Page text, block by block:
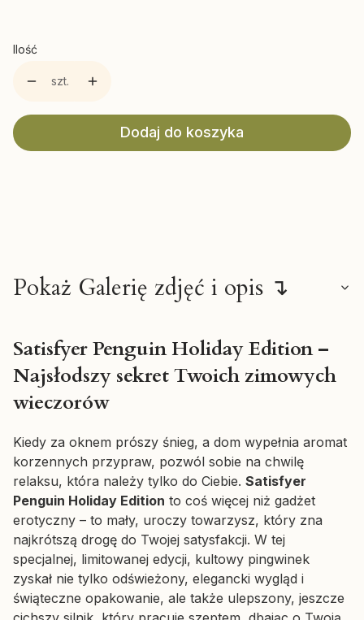
Ilość
szt.
Dodaj do koszyka
Pokaż Galerię zdjęć i opis ↴
Satisfyer Penguin Holiday Edition –
Najsłodszy sekret Twoich zimowych
wieczorów
Kiedy za oknem prószy śnieg, a dom wypełnia aromat
korzennych przypraw, pozwól sobie na chwilę
relaksu, która należy tylko do Ciebie. Satisfyer
Penguin Holiday Edition to coś więcej niż gadżet
erotyczny – to mały, uroczy towarzysz, który zna
najkrótszą drogę do Twojej satysfakcji. W tej
specjalnej, limitowanej edycji, kultowy pingwinek
zyskał nie tylko odświeżony, elegancki wygląd i
świąteczne opakowanie, ale także ulepszony, jeszcze